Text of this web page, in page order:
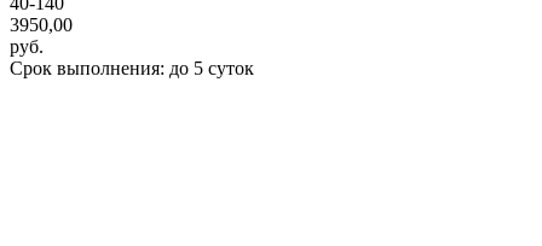
3950,00
руб.
Срок выполнения: до 5 суток